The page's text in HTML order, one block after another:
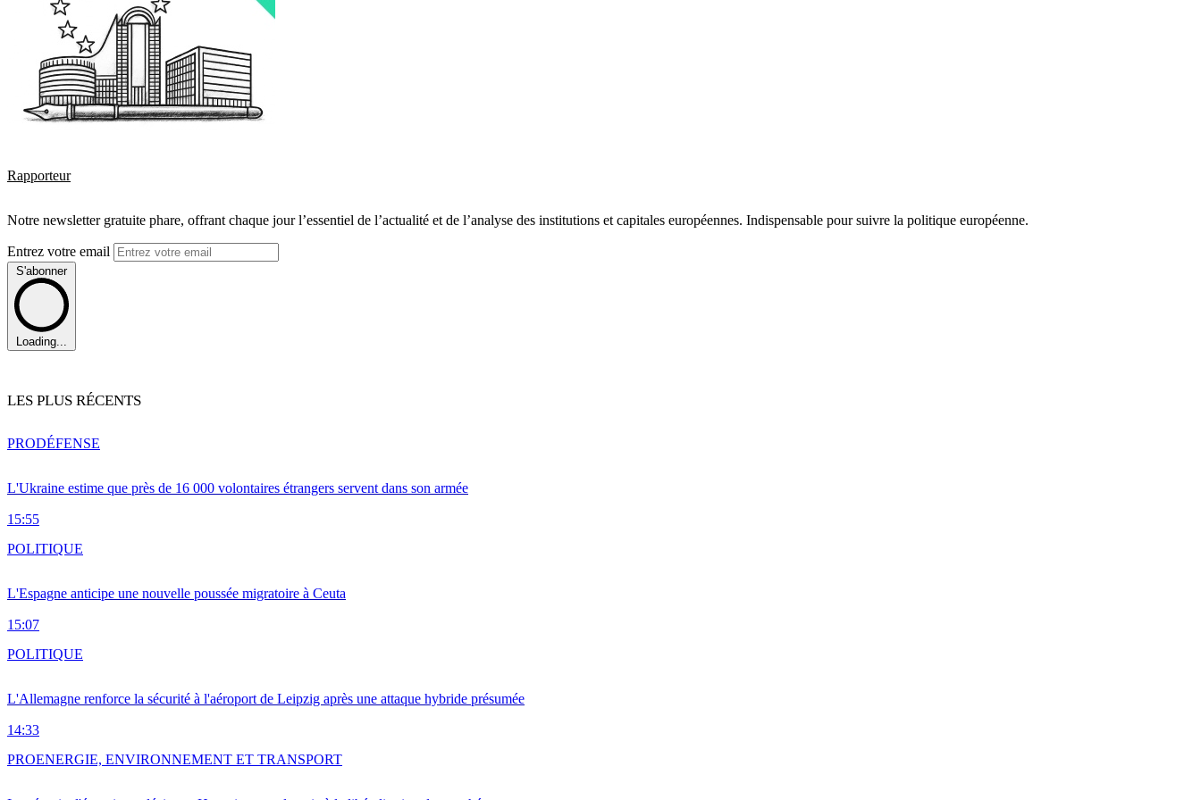
Rapporteur
Notre newsletter gratuite phare, offrant chaque jour l’essentiel de l’actualité et de l’analyse des institutions et capitales européennes. Indispensable pour suivre la politique européenne.
Entrez votre email
S'abonner
Loading...
LES PLUS RÉCENTS
L'Ukraine estime que près de 16 000 volontaires étrangers servent dans son armée
15:55
PRODÉFENSE
L'Espagne anticipe une nouvelle poussée migratoire à Ceuta
15:07
POLITIQUE
L'Allemagne renforce la sécurité à l'aéroport de Leipzig après une attaque hybride présumée
14:33
POLITIQUE
PROENERGIE, ENVIRONNEMENT ET TRANSPORT